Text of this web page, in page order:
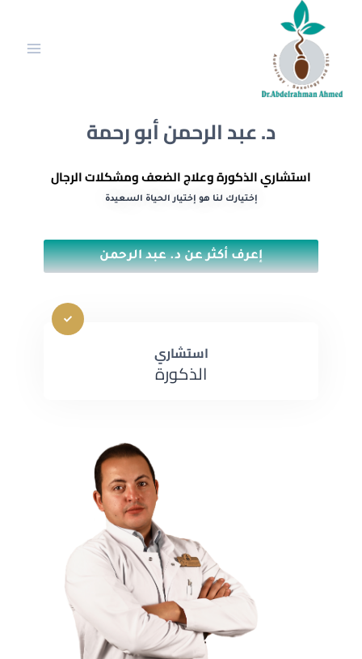
د. عبد الرحمن أبو رحمة
استشاري الذكورة وعلاج الضعف ومشكلات الرجال
إختيارك لنا هو إختيار الحياة السعيدة
إعرف أكثر عن د. عبد الرحمن
استشاري
الذكورة